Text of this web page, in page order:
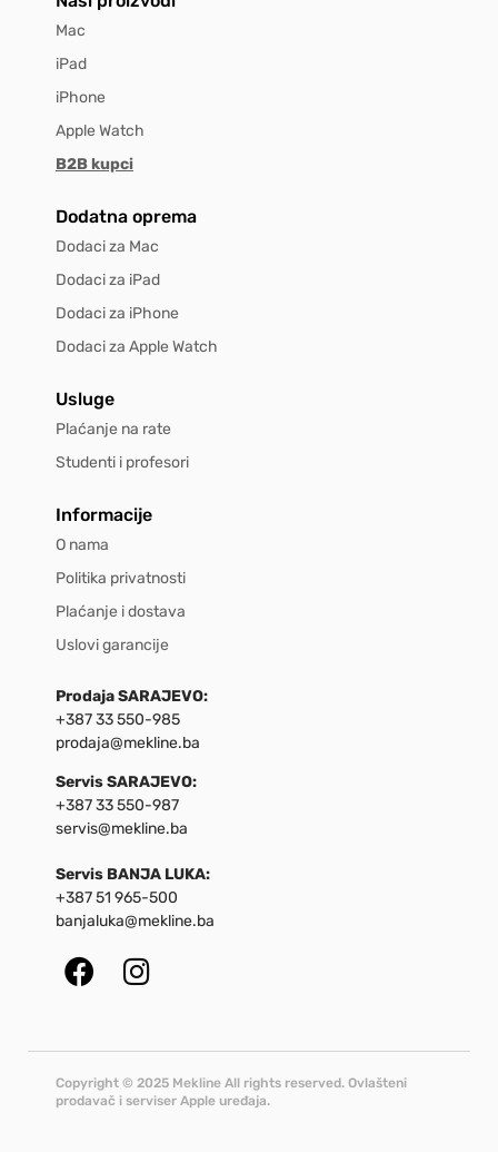
Mac
iPad
iPhone
Apple Watch
B2B kupci
Dodatna oprema
Dodaci za Mac
Dodaci za iPad
Dodaci za iPhone
Dodaci za Apple Watch
Usluge
Plaćanje na rate
Studenti i profesori
Informacije
O nama
Politika privatnosti
Plaćanje i dostava
Uslovi garancije
Prodaja SARAJEVO:
+387 33 550-985
prodaja@mekline.ba
Servis SARAJEVO:
+387 33 550-987
servis@mekline.ba
Servis BANJA LUKA:
+387 51 965-500
banjaluka@mekline.ba
Copyright © 2025 Mekline All rights reserved. Ovlašteni
prodavač i serviser Apple uređaja.